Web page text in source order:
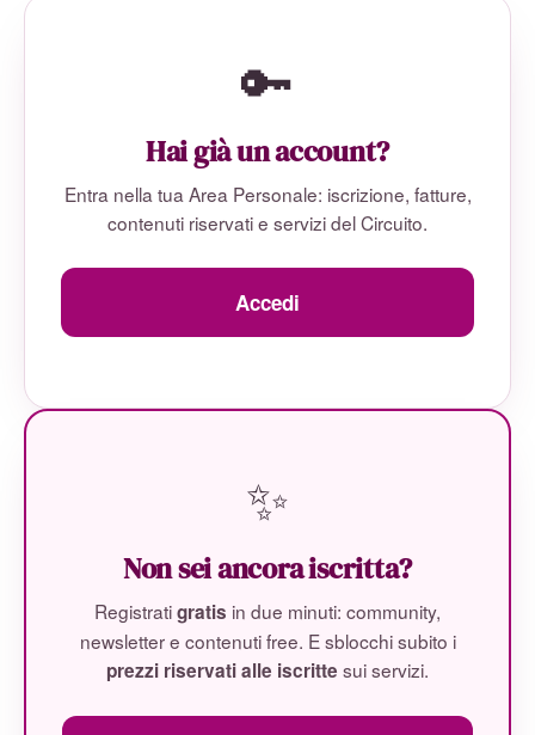
🔑
Hai già un account?
Entra nella tua Area Personale: iscrizione, fatture,
contenuti riservati e servizi del Circuito.
Accedi
✨
Non sei ancora iscritta?
Registratigratis in due minuti: community,
newsletter e contenuti free. E sblocchi subito i
prezzi riservati alle iscritte sui servizi.